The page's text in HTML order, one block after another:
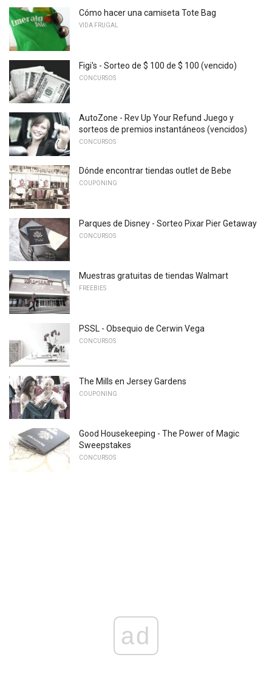
Cómo hacer una camiseta Tote Bag
VIDA FRUGAL
Figi's - Sorteo de $ 100 de $ 100 (vencido)
CONCURSOS
AutoZone - Rev Up Your Refund Juego y
sorteos de premios instantáneos (vencidos)
CONCURSOS
Dónde encontrar tiendas outlet de Bebe
COUPONING
Parques de Disney - Sorteo Pixar Pier Getaway
CONCURSOS
Muestras gratuitas de tiendas Walmart
FREEBIES
PSSL - Obsequio de Cerwin Vega
CONCURSOS
The Mills en Jersey Gardens
COUPONING
Good Housekeeping - The Power of Magic
Sweepstakes
CONCURSOS
ad